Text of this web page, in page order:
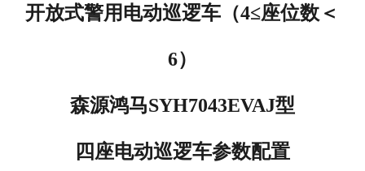
售后服务
联系我们
开放式警用电动巡逻车（4≤座位数＜
6）
森源鸿马SYH7043EVAJ型
四座电动巡逻车参数配置